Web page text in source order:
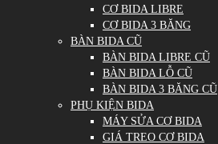
CƠ BIDA LIBRE
CƠ BIDA 3 BĂNG
BÀN BIDA CŨ
BÀN BIDA LIBRE CŨ
BÀN BIDA LỖ CŨ
BÀN BIDA 3 BĂNG CŨ
PHỤ KIỆN BIDA
MÁY SỬA CƠ BIDA
GIÁ TREO CƠ BIDA